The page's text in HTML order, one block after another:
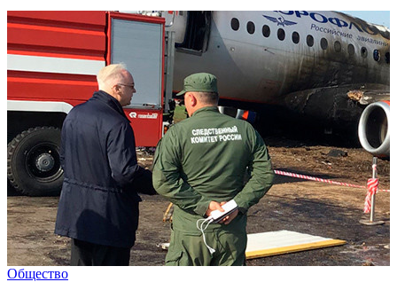
Общество